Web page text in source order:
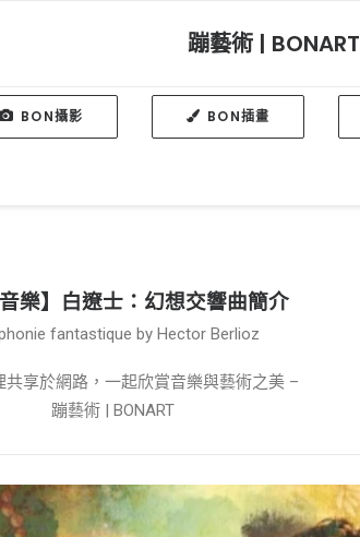
蹦藝術 | BONART
BON攝影 BON插畫
音樂】白遼士：幻想交響曲簡介
fantastique by Hector Berlioz
共享於網路，一起欣賞音樂與藝術之美 –
蹦藝術 | BONART